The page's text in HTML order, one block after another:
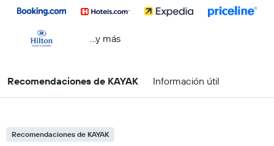
...y más
Recomendaciones de KAYAK Información útil
Recomendaciones de KAYAK